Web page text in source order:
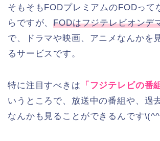
そもそもFODプレミアムのFODって
らですが、FODはフジテレビオンデ
で、ドラマや映画、アニメなんかを
るサービスです。
特に注目すべきは 「フジテレビの番
いうところで、放送中の番組や、過
なんかも見ることができるんです